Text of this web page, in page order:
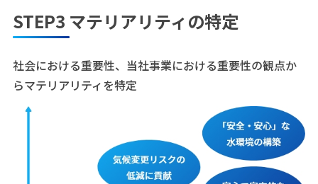
STEP3 マテリアリティの特定
社会における重要性、当社事業における重要性の観点か
らマテリアリティを特定